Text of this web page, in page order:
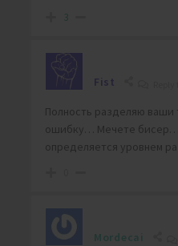
3
Fist
Полность разделяю
ошибку… Мечете бисер…
определяется уровнем
Mordecai